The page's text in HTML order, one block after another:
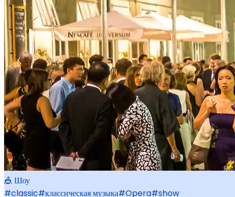
🎪 Шоу
#classic#классическая музыка#Opera#show